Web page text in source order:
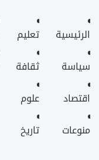
الرئيسية
سياسة
اقتصاد
منوعات
تعليم
ثقافة
علوم
تاريخ